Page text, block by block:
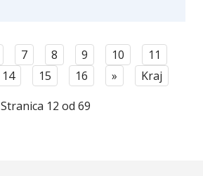
7 8 9 10
11
14 15 16 »
Kraj
Stranica 12 od 69